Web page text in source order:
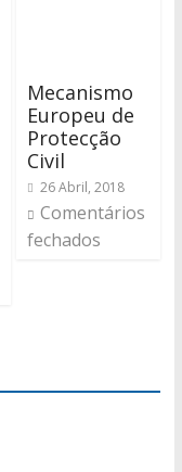
Mecanismo
Europeu de
Protecção
Civil
26 Abril, 2018
Comentários
fechados